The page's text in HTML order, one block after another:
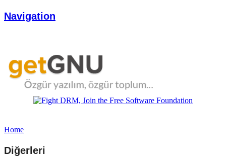
Navigation
Home
Diğerleri